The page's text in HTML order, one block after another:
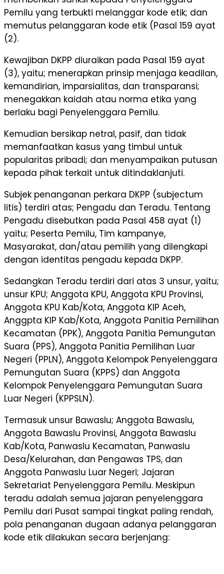
Pemilu yang terbukti melanggar kode etik; dan
memutus pelanggaran kode etik (Pasal 159 ayat
(2).
Kewajiban DKPP diuraikan pada Pasal 159 ayat
(3), yaitu; menerapkan prinsip menjaga keadilan,
kemandirian, imparsialitas, dan transparansi;
menegakkan kaidah atau norma etika yang
berlaku bagi Penyelenggara Pemilu.
Kemudian bersikap netral, pasif, dan tidak
memanfaatkan kasus yang timbul untuk
popularitas pribadi; dan menyampaikan putusan
kepada pihak terkait untuk ditindaklanjuti.
Subjek penanganan perkara DKPP (subjectum
litis) terdiri atas; Pengadu dan Teradu. Tentang
Pengadu disebutkan pada Pasal 458 ayat (1)
yaitu; Peserta Pemilu, Tim kampanye,
Masyarakat, dan/atau pemilih yang dilengkapi
dengan identitas pengadu kepada DKPP.
Sedangkan Teradu terdiri dari atas 3 unsur, yaitu;
unsur KPU; Anggota KPU, Anggota KPU Provinsi,
Anggota KPU Kab/Kota, Anggota KIP Aceh,
Anggpta KIP Kab/Kota, Anggota Panitia Pemilihan
Kecamatan (PPK), Anggota Panitia Pemungutan
Suara (PPS), Anggota Panitia Pemilihan Luar
Negeri (PPLN), Anggota Kelompok Penyelenggara
Pemungutan Suara (KPPS) dan Anggota
Kelompok Penyelenggara Pemungutan Suara
Luar Negeri (KPPSLN).
Termasuk unsur Bawaslu; Anggota Bawaslu,
Anggota Bawaslu Provinsi, Anggota Bawaslu
Kab/Kota, Panwaslu Kecamatan, Panwaslu
Desa/Kelurahan, dan Pengawas TPS, dan
Anggota Panwaslu Luar Negeri; Jajaran
Sekretariat Penyelenggara Pemilu. Meskipun
teradu adalah semua jajaran penyelenggara
Pemilu dari Pusat sampai tingkat paling rendah,
pola penanganan dugaan adanya pelanggaran
kode etik dilakukan secara berjenjang: